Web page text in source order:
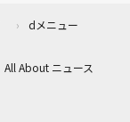
dメニュー
All About ニュース